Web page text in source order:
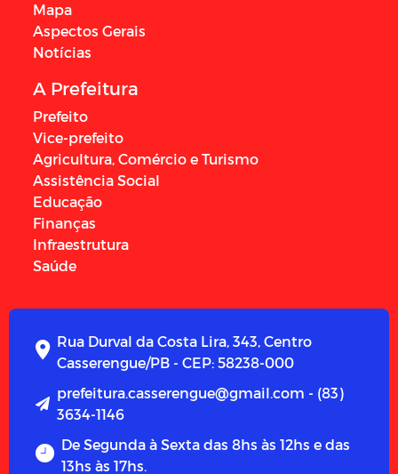
Mapa
Aspectos Gerais
Notícias
A Prefeitura
Prefeito
Vice-prefeito
Agricultura, Comércio e Turismo
Assistência Social
Educação
Finanças
Infraestrutura
Saúde
Rua Durval da Costa Lira, 343, Centro
Casserengue/PB - CEP: 58238-000
prefeitura.casserengue@gmail.com - (83)
3634-1146
De Segunda à Sexta das 8hs às 12hs e das
13hs às 17hs.